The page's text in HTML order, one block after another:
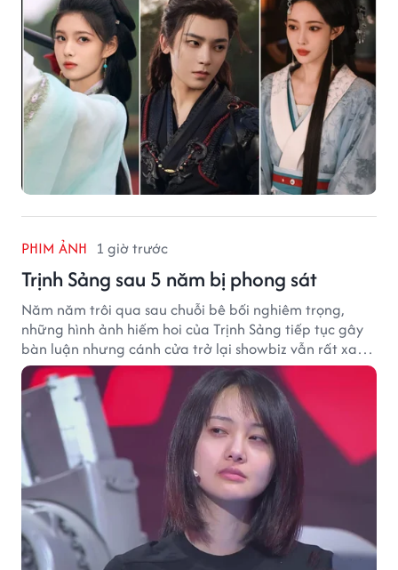
PHIM ẢNH 1 giờ trước
Trịnh Sảng sau 5 năm bị phong sát
Năm năm trôi qua sau chuỗi bê bối nghiêm trọng,
những hình ảnh hiếm hoi của Trịnh Sảng tiếp tục gây
bàn luận nhưng cánh cửa trở lại showbiz vẫn rất xa
vời.